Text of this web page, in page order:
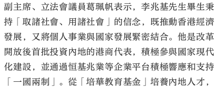
副主席、立法會議員葛珮帆表示，李兆基先生畢生秉
持「取諸社會、用諸社會」的信念，既推動香港經濟
發展，又將個人事業與國家發展緊密結合。他是改革
開放後首批投資內地的港商代表，積極參與國家現代
化建設，並通過恒基兆業等企業平台積極響應和支持
「一國兩制」。從「培華教育基金」培養內地人才，